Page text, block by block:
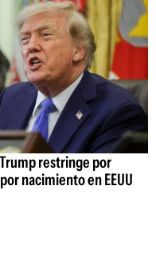
restringe por
nacimiento en EEUU